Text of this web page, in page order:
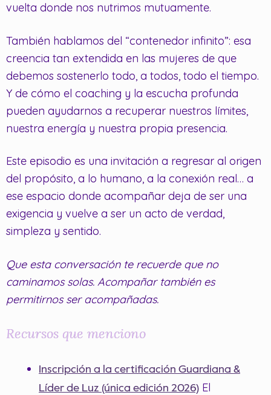
vuelta donde nos nutrimos mutuamente.
También hablamos del “contenedor infinito”: esa
creencia tan extendida en las mujeres de que
debemos sostenerlo todo, a todos, todo el tiempo.
Y de cómo el coaching y la escucha profunda
pueden ayudarnos a recuperar nuestros límites,
nuestra energía y nuestra propia presencia.
Este episodio es una invitación a regresar al origen
del propósito, a lo humano, a la conexión real… a
ese espacio donde acompañar deja de ser una
exigencia y vuelve a ser un acto de verdad,
simpleza y sentido.
Que esta conversación te recuerde que no
caminamos solas. Acompañar también es
permitirnos ser acompañadas.
Recursos que menciono
Inscripción a la certificación Guardiana &
Líder de Luz (única edición 2026) El